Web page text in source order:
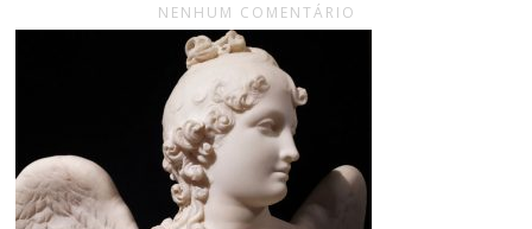
NENHUM COMENTÁRIO